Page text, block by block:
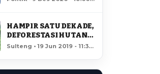
HAMPIR SATU DEKADE,
DEFORESTASI HUTAN
LORE LINDU MENCAPAI
Sulteng • 19 Jun 2019 - 11:34